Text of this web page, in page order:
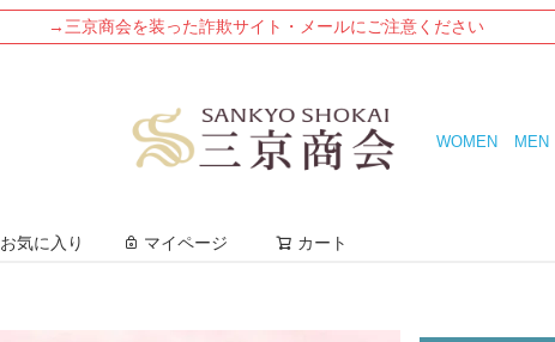
→三京商会を装った詐欺サイト・メールにご注意ください
WOMEN MEN
お気に入り マイページ カート